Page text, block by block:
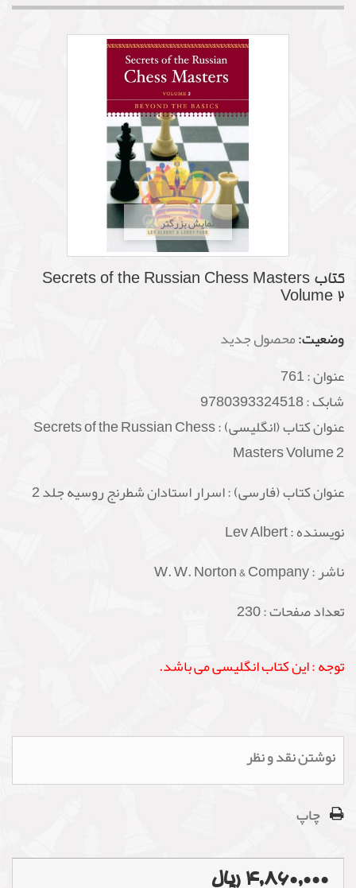
نمایش بزرگتر
کتاب Secrets of the Russian Chess Masters
Volume 2
وضعیت:محصول جدید
عنوان :761
شابک :9780393324518
عنوان کتاب (انگلیسی) : Secrets of the Russian Chess
Masters Volume 2
عنوان کتاب (فارسی) : اسرار استادان شطرنج روسیه جلد 2
نویسنده : Lev Albert
ناشر : W. W. Norton & Company
تعداد صفحات : 230
توجه : این کتاب انگلیسی می باشد.
نوشتن نقد و نظر
چاپ
4,860,000 ریال